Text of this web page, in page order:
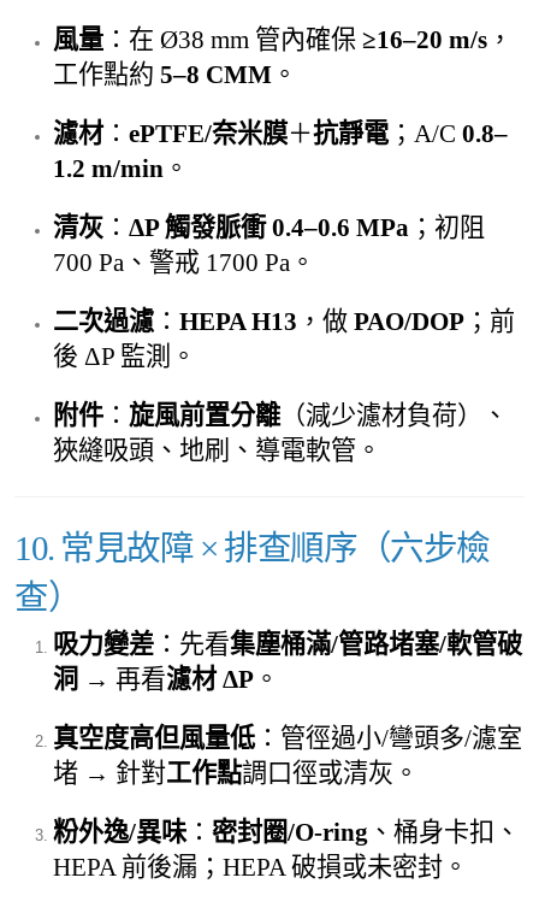
風量 ：在 Ø38 mm 管內確保 ≥16–20 m/s ，
工作點約 5–8 CMM 。
濾材： ePTFE/奈米膜＋抗靜電；A/C 0.8–
1.2 m/min 。
清灰 ： ΔP 觸發脈衝 0.4–0.6 MPa ；初阻
700 Pa、警戒 1700 Pa。
二次過濾 ： HEPA H13 ，做 PAO/DOP ；前
後 ΔP 監測。
附件 ： 旋風前置分離 （減少濾材負荷）、
狹縫吸頭、地刷、導電軟管。
10. 常見故障 × 排查順序（六步檢
查）
吸力變差 ：先看集塵桶滿/管路堵塞/軟管破
洞 → 再看濾材 ΔP 。
真空度高但風量低：管徑過小/彎頭多/濾室
堵 → 針對工作點調口徑或清灰。
粉外逸/異味 ： 密封圈/O-ring 、桶身卡扣、
HEPA 前後漏；HEPA 破損或未密封。